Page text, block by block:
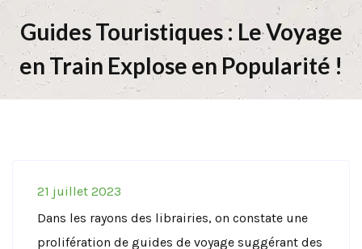
Guides Touristiques : Le Voyage
en Train Explose en Popularité !
21 juillet 2023
Dans les rayons des librairies, on constate une
prolifération de guides de voyage suggérant des